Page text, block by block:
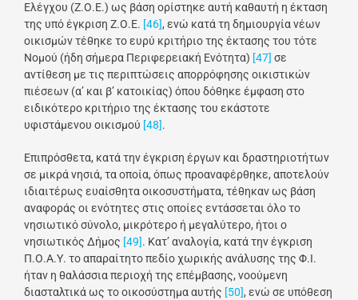
Ελέγχου (Ζ.Ο.Ε.) ως βάση ορίστηκε αυτή καθαυτή η έκταση
της υπό έγκριση Ζ.Ο.Ε. [46], ενώ κατά τη δημιουργία νέων
οικισμών τέθηκε το ευρύ κριτήριο της έκτασης του τότε
Νομού (ήδη σήμερα Περιφερειακή Ενότητα) [47] σε
αντίθεση με τις περιπτώσεις απορρόφησης οικιστικών
πιέσεων (α’ και β’ κατοικίας) όπου δόθηκε έμφαση στο
ειδικότερο κριτήριο της έκτασης του εκάστοτε
υφιστάμενου οικισμού [48].
Επιπρόσθετα, κατά την έγκριση έργων και δραστηριοτήτων
σε μικρά νησιά, τα οποία, όπως προαναφέρθηκε, αποτελούν
ιδιαιτέρως ευαίσθητα οικοσυστήματα, τέθηκαν ως βάση
αναφοράς οι ενότητες στις οποίες εντάσσεται όλο το
νησιωτικό σύνολο, μικρότερο ή μεγαλύτερο, ήτοι ο
νησιωτικός Δήμος [49]. Κατ’ αναλογία, κατά την έγκριση
Π.Ο.Α.Υ. το απαραίτητο πεδίο χωρικής ανάλυσης της Φ.Ι.
ήταν η θαλάσσια περιοχή της επέμβασης, νοούμενη
διασταλτικά ως το οικοσύστημα αυτής [50], ενώ σε υπόθεση